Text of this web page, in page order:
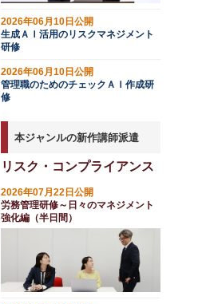
2026年06月10日公開
生成ＡＩ活用のリスクマネジメント
研修
2026年06月10日公開
管理職のためのチェックＡＩ作成研
修
本ジャンルの新作講師派遣
リスク・コンプライアンス
2026年07月22日公開
労務管理研修～日々のマネジメント
強化編（半日間）